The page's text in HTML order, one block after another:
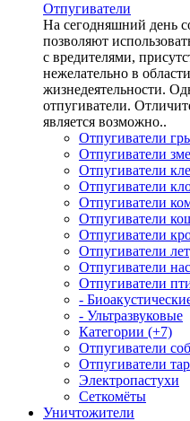
Отпугиватели
На сегодняшний день
позволяют
с вредителями,
нежелательно в
жизнедеятельности.
отпугиватели.
является возможно..
Отпугиватели
Отпугиватели
Отпугиватели
Отпугиватели
Отпугиватели
Отпугиватели
Отпугиватели
Отпугиватели
Отпугиватели
Отпугиватели
-
- Ультразвуковые
Категории (+7)
Отпугиватели
Отпугиватели
Электропастухи
Сеткомёты
Уничтожители